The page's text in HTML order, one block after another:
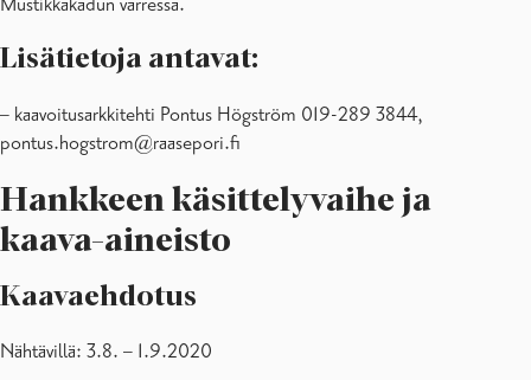
Mustikkakadun varressa.
Lisätietoja antavat:
– kaavoitusarkkitehti Pontus Högström 019-289 3844,
pontus.hogstrom@raasepori.fi
Hankkeen käsittelyvaihe ja
kaava-aineisto
Kaavaehdotus
Nähtävillä: 3.8. – 1.9.2020